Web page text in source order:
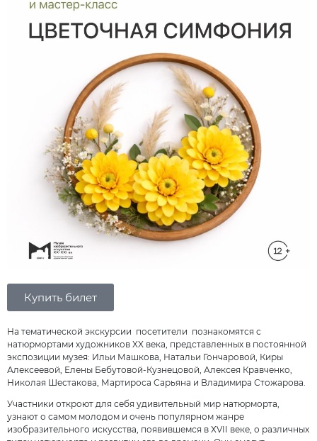
Купить билет
На тематической экскурсии посетители познакомятся с
натюрмортами художников XX века, представленных в постоянной
экспозиции музея: Ильи Машкова, Натальи Гончаровой, Киры
Алексеевой, Елены Бебутовой-Кузнецовой, Алексея Кравченко,
Николая Шестакова, Мартироса Сарьяна и Владимира Стожарова.
Участники откроют для себя удивительный мир натюрморта,
узнают о самом молодом и очень популярном жанре
изобразительного искусства, появившемся в ХVII веке, о различных